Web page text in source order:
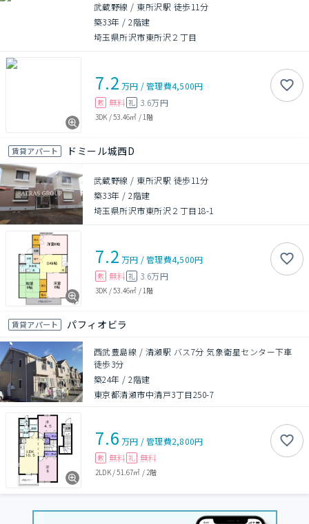
武蔵野線 / 東所沢駅 徒歩11分
築33年 /2階建
埼玉県所沢市東所沢２丁目
7.2 万円 /管理費4,500円
敷 無料 礼 3.6万円
3DK /53.46㎡ / 1階
賃貸アパート ドミール城西D
武蔵野線 / 東所沢駅 徒歩11分
築33年 /2階建
埼玉県所沢市東所沢２丁目18-1
7.2 万円 /管理費4,500円
敷 無料 礼 3.6万円
3DK /53.46㎡ / 1階
賃貸アパート パフィオビラ
西武豊島線 / 清瀬駅 バス7分 気象衛星センター下車
徒歩3分
築24年 /2階建
東京都清瀬市中清戸3丁目250-7
7.6 万円 /管理費2,800円
敷 無料 礼 無料
2LDK/51.67㎡ / 2階